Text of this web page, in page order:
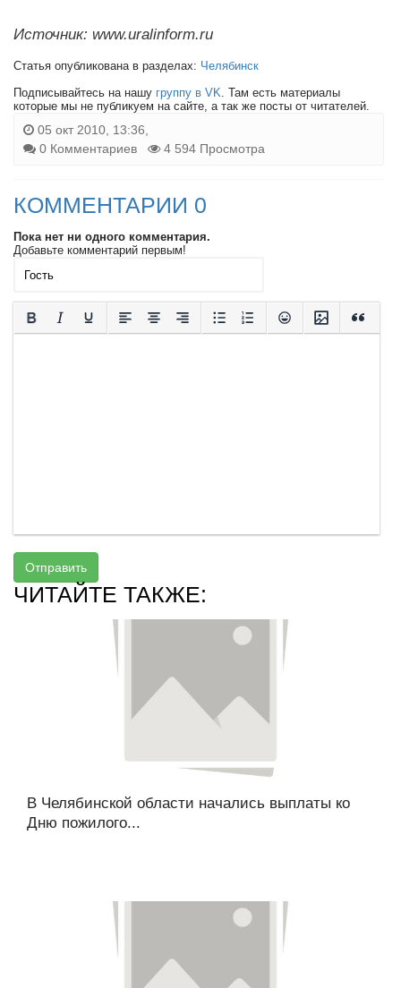
Источник: www.uralinform.ru
Статья опубликована в разделах: Челябинск
Подписывайтесь на нашу группу в VK. Там есть материалы
которые мы не публикуем на сайте, а так же посты от читателей.
05 окт 2010, 13:36,
0 Комментариев
4 594 Просмотра
КОММЕНТАРИИ 0
Пока нет ни одного комментария.
Добавьте комментарий первым!
Отправить
ЧИТАЙТЕ ТАКЖЕ:
В Челябинской области начались выплаты ко
Дню пожилого...